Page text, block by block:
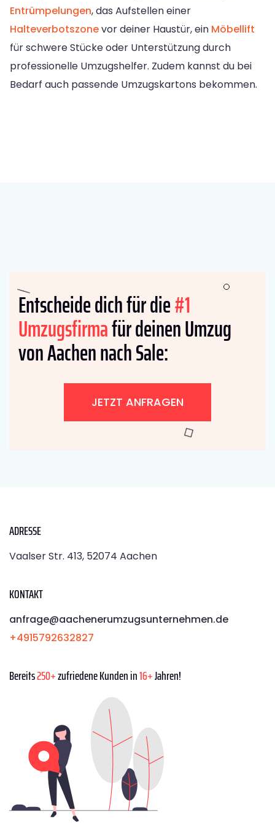
Entrümpelungen, das Aufstellen einer
Halteverbotszonevor deiner Haustür, ein Möbellift
für schwere Stücke oder Unterstützung durch
professionelle Umzugshelfer. Zudem kannst du bei
Bedarf auch passende Umzugskartons bekommen.
Entscheide dich für die#1
Umzugsfirmafür deinen Umzug
von Aachen nach Sale:
JETZT ANFRAGEN
ADRESSE
Vaalser Str. 413, 52074 Aachen
KONTAKT
anfrage@aachenerumzugsunternehmen.de
+4915792632827
Bereits250+zufriedene Kunden in16+Jahren!